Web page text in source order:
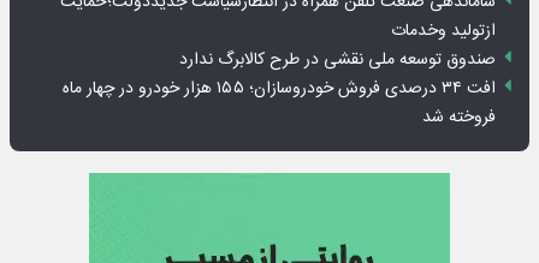
ازتولید وخدمات
صندوق توسعه ملی نقشی در طرح کالابرگ ندارد
افت ۳۴ درصدی فروش خودروسازان؛ ۱۵۵ هزار خودرو در چهار ماه
فروخته شد